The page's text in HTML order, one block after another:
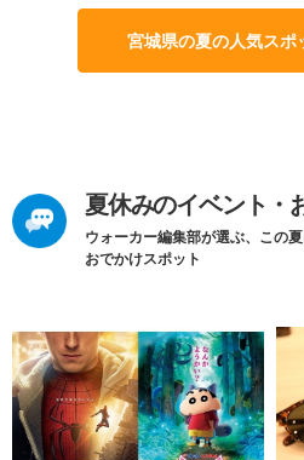
宮城県の夏の人気スポ
夏休みのイベント・
ウォーカー編集部が選ぶ、この
おでかけスポット